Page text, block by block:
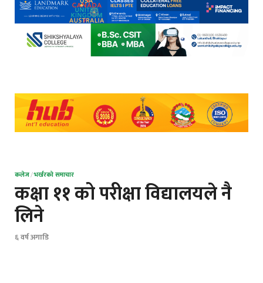
कलेज/भर्खरको समाचार
कक्षा ११ को परीक्षा विद्यालयले नै
लिने
६ वर्ष अगाडि